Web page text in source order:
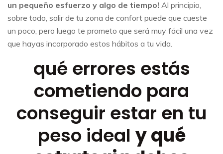
un pequeño esfuerzo y algo de tiempo! Al principio,
sobre todo, salir de tu zona de confort puede que cueste
un poco, pero luego te prometo que será muy fácil una vez
que hayas incorporado estos hábitos a tu vida.
qué errores estás
cometiendo para
conseguir estar en tu
peso ideal y qué